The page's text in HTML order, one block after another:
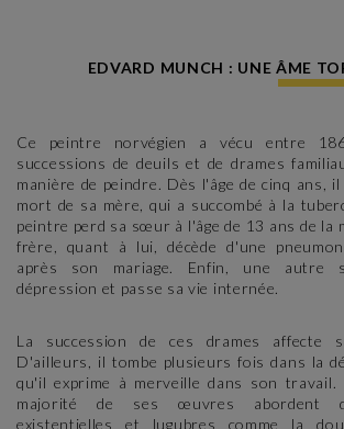
EDVARD MUNCH : UNE ÂME
Ce peintre norvégien a vécu entre
successions de deuils et de drames
manière de peindre. Dès l'âge de cinq ans,
mort de sa mère, qui a succombé à la
peintre perd sa sœur à l'âge de 13 ans de la
frère, quant à lui, décède d'une
après son mariage. Enfin, une autre
dépression et passe sa vie internée.
La succession de ces drames affecte
D'ailleurs, il tombe plusieurs fois dans la
qu'il exprime à merveille dans son travail.
majorité de ses œuvres abordent
existentielles et lugubres comme la